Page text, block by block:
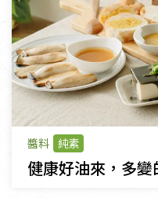
醬料 純素
健康好油來，多